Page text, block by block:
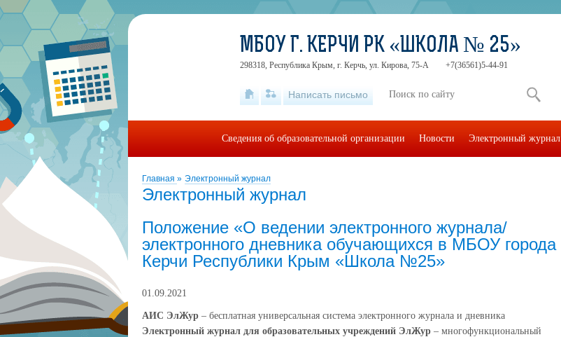
Главная » Электронный журнал
Электронный журнал
Положение «О ведении электронного журнала/
электронного дневника обучающихся в МБОУ города
Керчи Республики Крым «Школа №25»
01.09.2021
АИС ЭлЖур – бесплатная универсальная система электронного журнала и дневника
Электронный журнал для образовательных учреждений ЭлЖур – многофункциональный
МБОУ Г. КЕРЧИ РК «ШКОЛА № 25»
298318, Республика Крым, г. Керчь, ул. Кирова, 75-А +7(36561)5-44-91
Написать письмо
Сведения об образовательной организации Новости Электронный журнал